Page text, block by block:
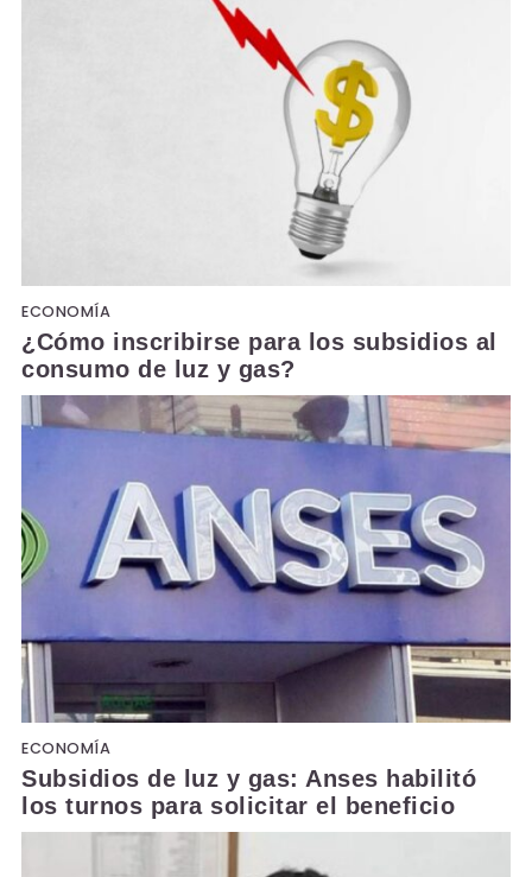
ECONOMÍA
¿Cómo inscribirse para los subsidios al
consumo de luz y gas?
ECONOMÍA
Subsidios de luz y gas: Anses habilitó
los turnos para solicitar el beneficio